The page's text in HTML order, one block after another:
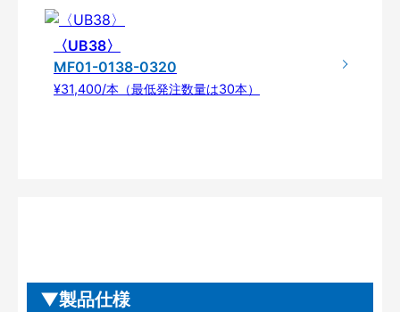
〈UB38〉
MF01-0138-0320
¥31,400/本（最低発注数量は30本）
製品仕様